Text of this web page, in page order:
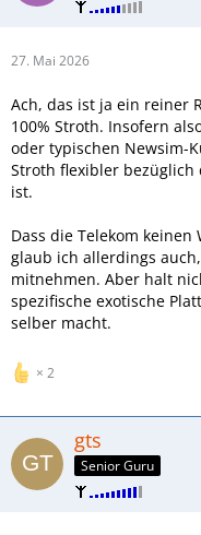
27. Mai 2026
Ach, das ist ja ein reiner
100% Stroth. Insofern
oder typischen Newsim-
Stroth flexibler bezüglich
ist.
Dass die Telekom
glaub ich allerdings
mitnehmen. Aber halt
spezifische exotische
selber macht.
2
gts
Senior Guru